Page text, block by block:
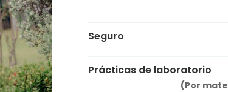
Seguro
Prácticas de laboratorio
(Por